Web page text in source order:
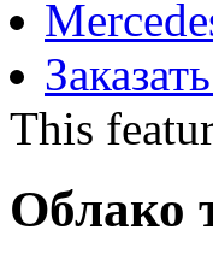
This
Облако